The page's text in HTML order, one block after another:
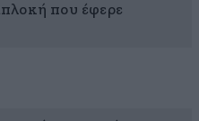
που έφερε